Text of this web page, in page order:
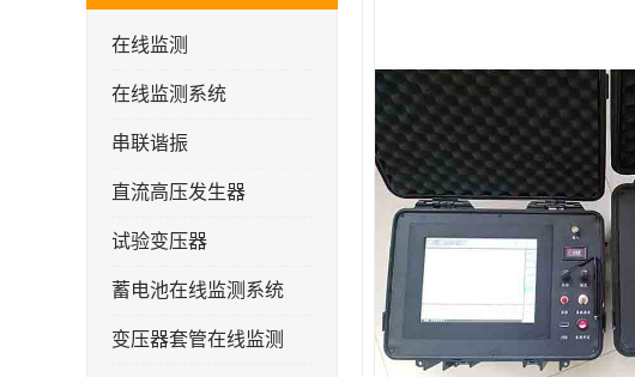
在线监测
在线监测系统
串联谐振
直流高压发生器
试验变压器
蓄电池在线监测系统
变压器套管在线监测